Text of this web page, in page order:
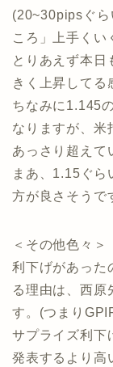
(20~30pipsぐら
ころ」上手くい
とりあえず本日
きく上昇してる
ちなみに1.145
なりますが、米
あっさり超えて
まあ、1.15ぐら
方が良さそうで
＜その他色々＞
利下げがあった
る理由は、西原
す。(つまり
サプライズ利下
発表するより高